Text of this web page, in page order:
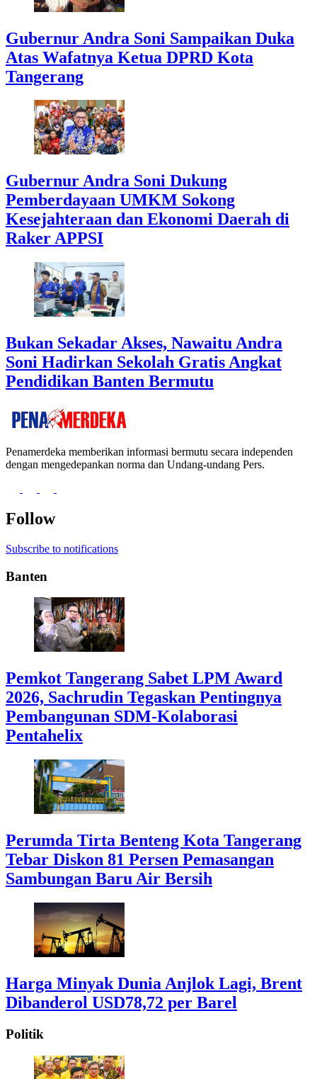
Gubernur Andra Soni Sampaikan Duka
Atas Wafatnya Ketua DPRD Kota
Tangerang
Gubernur Andra Soni Dukung
Pemberdayaan UMKM Sokong
Kesejahteraan dan Ekonomi Daerah di
Raker APPSI
Bukan Sekadar Akses, Nawaitu Andra
Soni Hadirkan Sekolah Gratis Angkat
Pendidikan Banten Bermutu
Penamerdeka memberikan informasi bermutu secara independen
dengan mengedepankan norma dan Undang-undang Pers.
Follow
Subscribe to notifications
Banten
Pemkot Tangerang Sabet LPM Award
2026, Sachrudin Tegaskan Pentingnya
Pembangunan SDM-Kolaborasi
Pentahelix
Perumda Tirta Benteng Kota Tangerang
Tebar Diskon 81 Persen Pemasangan
Sambungan Baru Air Bersih
Harga Minyak Dunia Anjlok Lagi, Brent
Dibanderol USD78,72 per Barel
Politik